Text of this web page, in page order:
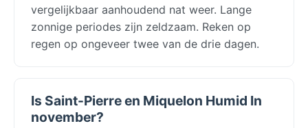
vergelijkbaar aanhoudend nat weer. Lange
zonnige periodes zijn zeldzaam. Reken op
regen op ongeveer twee van de drie dagen.
Is Saint-Pierre en Miquelon Humid In
november?